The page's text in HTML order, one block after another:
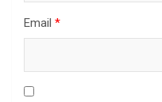
Email *